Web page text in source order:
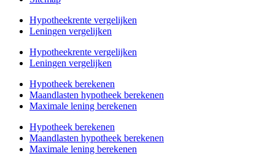
Hypotheekrente vergelijken
Leningen vergelijken
Hypotheekrente vergelijken
Leningen vergelijken
Hypotheek berekenen
Maandlasten hypotheek berekenen
Maximale lening berekenen
Hypotheek berekenen
Maandlasten hypotheek berekenen
Maximale lening berekenen